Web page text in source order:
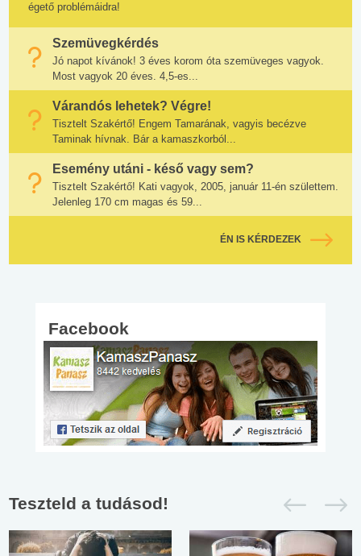
égető problémáidra!
Szemüvegkérdés
Jó napot kívánok! 3 éves korom óta szemüveges vagyok.
Most vagyok 20 éves. 4,5-es...
Várandós lehetek? Végre!
Tisztelt Szakértő! Engem Tamarának, vagyis becézve
Taminak hívnak. Bár a kamaszkorból...
Esemény utáni - késő vagy sem?
Tisztelt Szakértő! Kati vagyok, 2005, január 11-én születtem.
Jelenleg 170 cm magas és 59...
ÉN IS KÉRDEZEK
Facebook
Teszteld a tudásod!